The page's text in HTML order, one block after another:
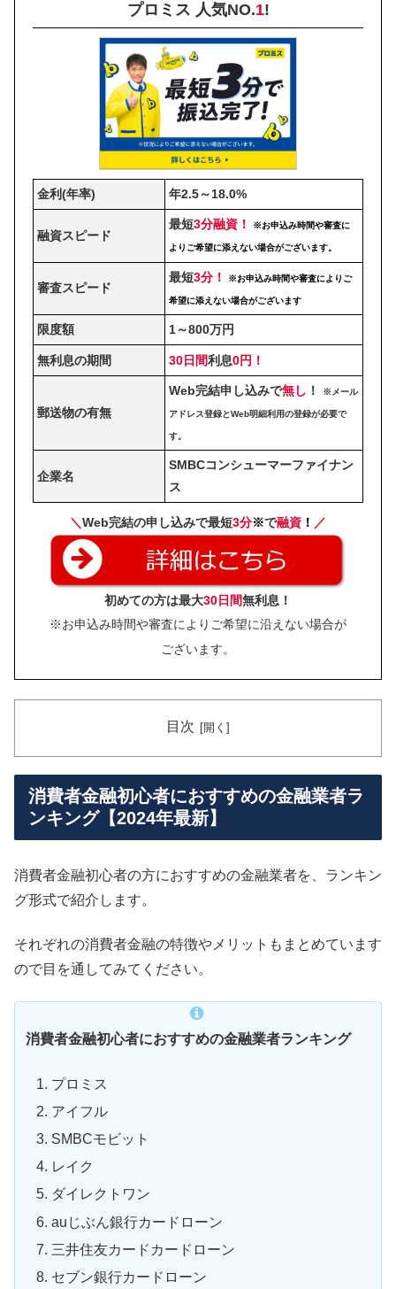
プロミス 人気NO.1!
金利(年率) 年2.5～18.0%
融資スピード
最短3分融資！ ※お申込み時間や審査に
よりご希望に添えない場合がございます。
審査スピード
最短3分！ ※お申込み時間や審査によりご
希望に添えない場合がございます
限度額 1～800万円
無利息の期間 30日間利息0円！
郵送物の有無
Web完結申し込みで無し ！ ※メール
アドレス登録とWeb明細利用の登録が必要で
す。
企業名
SMBCコンシューマーファイナン
ス
＼Web完結の申し込みで最短3分※で融資 ！ ／
初めての方は最大30日間無利息！
※お申込み時間や審査によりご希望に沿えない場合が
ございます。
目次
消費者金融初心者におすすめの金融業者ラ
ンキング【2024年最新】
消費者金融初心者の方におすすめの金融業者を、ランキン
グ形式で紹介します。
それぞれの消費者金融の特徴やメリットもまとめています
ので目を通してみてください。
消費者金融初心者におすすめの金融業者ランキング
プロミス
アイフル
SMBCモビット
レイク
ダイレクトワン
auじぶん銀行カードローン
三井住友カードカードローン
セブン銀行カードローン